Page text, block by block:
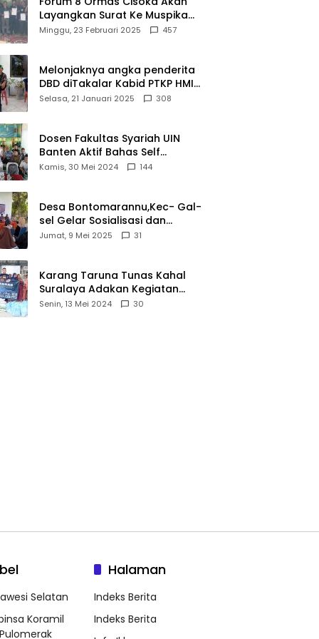
Layangkan Surat Ke Muspika
Atas Adanya Kantor Matel di
Minggu, 23 Februari 2025 457
Melonjaknya angka penderita
DBD diTakalar Kabid PTKP HMI
Cab.Takalar angkat bicara
Selasa, 21 Januari 2025 308
Dosen Fakultas Syariah UIN
Banten Aktif Bahas Self
Declare Halal dalam Forum
Kamis, 30 Mei 2024 144
Desa Bontomarannu,Kec- Gal-
sel Gelar Sosialisasi dan
Bimtek Pemutakhiran Data ID
Jumat, 9 Mei 2025 31
Karang Taruna Tunas Kahal
Suralaya Adakan Kegiatan
Bansos Terhadap Kaum
Senin, 13 Mei 2024 30
Selatan
Koramil
Halaman
Indeks Berita
Indeks Berita